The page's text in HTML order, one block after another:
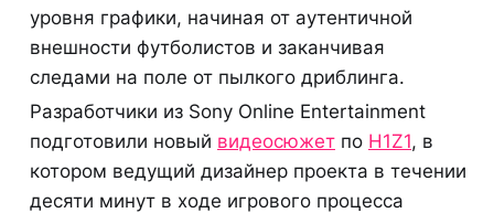
уровня графики, начиная от аутентичной
внешности футболистов и заканчивая
следами на поле от пылкого дриблинга.
Разработчики из Sony Online Entertainment
подготовили новый видеосюжет по H1Z1, в
котором ведущий дизайнер проекта в течении
десяти минут в ходе игрового процесса